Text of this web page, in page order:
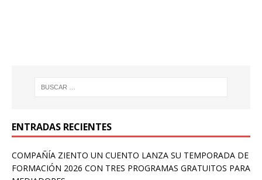
ENTRADAS RECIENTES
COMPAÑÍA ZIENTO UN CUENTO LANZA SU TEMPORADA DE
FORMACIÓN 2026 CON TRES PROGRAMAS GRATUITOS PARA